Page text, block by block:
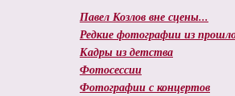
Павел Козлов вне сцены...
Редкие фотографии из
Кадры из детства
Фотосессии
Фотографии с концертов